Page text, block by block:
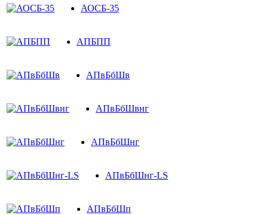
АОСБ-35
АПБПП
АПвБбШв
АПвБбШвнг
АПвБбШнг
АПвБбШнг-LS
АПвБбШп